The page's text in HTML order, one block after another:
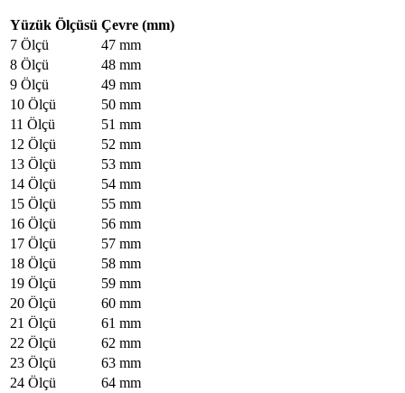
Yüzük Ölçüsü Çevre (mm)
7 Ölçü
47 mm
8 Ölçü
48 mm
9 Ölçü
49 mm
10 Ölçü
50 mm
11 Ölçü
51 mm
12 Ölçü
52 mm
13 Ölçü
53 mm
14 Ölçü
54 mm
15 Ölçü
55 mm
16 Ölçü
56 mm
17 Ölçü
57 mm
18 Ölçü
58 mm
19 Ölçü
59 mm
20 Ölçü
60 mm
21 Ölçü
61 mm
22 Ölçü
62 mm
23 Ölçü
63 mm
24 Ölçü
64 mm